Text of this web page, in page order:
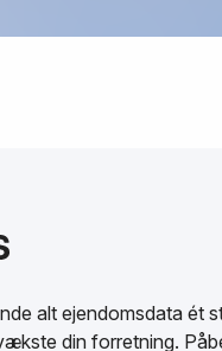
alt ejendomsdata ét
din forretning.